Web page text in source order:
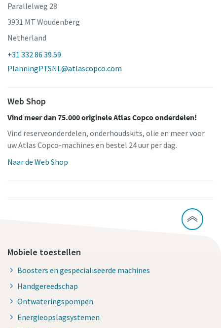
Parallelweg 28
3931 MT Woudenberg
Netherland
+31 332 86 39 59
PlanningPTSNL@atlascopco.com
Web Shop
Vind meer dan 75.000 originele Atlas Copco onderdelen!
Vind reserveonderdelen, onderhoudskits, olie en meer voor
uw Atlas Copco-machines en bestel 24 uur per dag.
Naar de Web Shop
Mobiele toestellen
Boosters en gespecialiseerde machines
Handgereedschap
Ontwateringspompen
Energieopslagsystemen